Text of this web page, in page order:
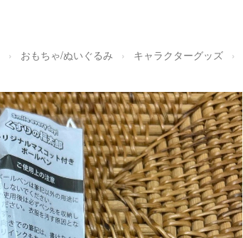
おもちゃ/ぬいぐるみ キャラクターグッズ